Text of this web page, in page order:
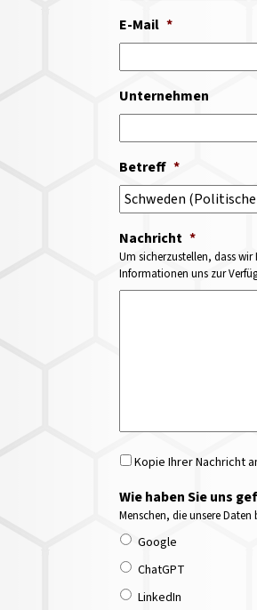
E-Mail *
Unternehmen
Betreff *
Nachricht *
Um sicherzustellen, dass
Informationen uns zur
Kopie Ihrer Nachricht
Wie haben Sie uns
Menschen, die unsere
Google
ChatGPT
LinkedIn